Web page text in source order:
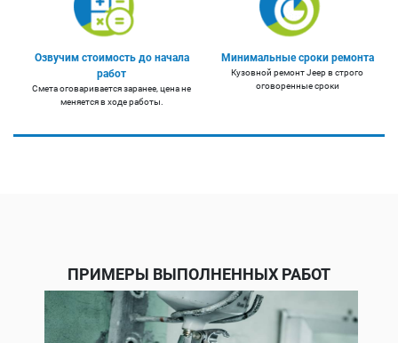
Озвучим стоимость до начала
работ
Смета оговаривается заранее, цена не
меняется в ходе работы.
Минимальные сроки ремонта
Кузовной ремонт Jeep в строго
оговоренные сроки
ПРИМЕРЫ ВЫПОЛНЕННЫХ РАБОТ